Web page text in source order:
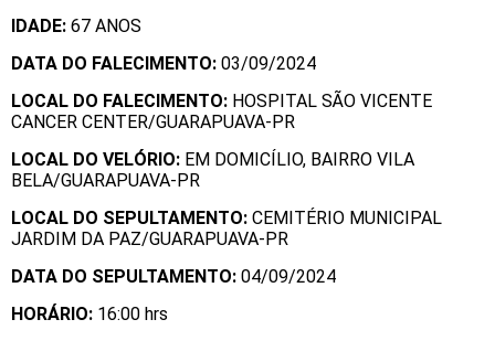
IDADE: 67 ANOS
DATA DO FALECIMENTO: 03/09/2024
LOCAL DO FALECIMENTO: HOSPITAL SÃO VICENTE
CANCER CENTER/GUARAPUAVA-PR
LOCAL DO VELÓRIO: EM DOMICÍLIO, BAIRRO VILA
BELA/GUARAPUAVA-PR
LOCAL DO SEPULTAMENTO: CEMITÉRIO MUNICIPAL
JARDIM DA PAZ/GUARAPUAVA-PR
DATA DO SEPULTAMENTO: 04/09/2024
HORÁRIO: 16:00 hrs